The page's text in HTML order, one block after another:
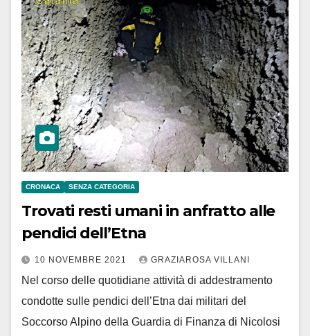
CRONACA SENZA CATEGORIA
Trovati resti umani in anfratto alle
pendici dell’Etna
10 NOVEMBRE 2021 GRAZIAROSA VILLANI
Nel corso delle quotidiane attività di addestramento
condotte sulle pendici dell’Etna dai militari del
Soccorso Alpino della Guardia di Finanza di Nicolosi